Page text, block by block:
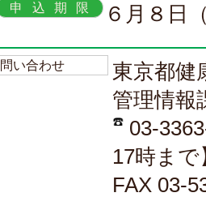
申込期限 ６月８日
問い合わせ
東京都健
管理情報
03-
17時まで
FAX 03-